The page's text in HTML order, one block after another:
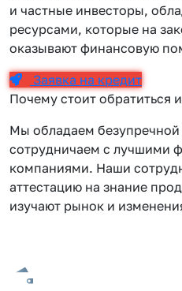
и частные инвесторы,
ресурсами, которые на
оказывают финансовую
Заявка на кредит
Почему стоит обратиться
Мы обладаем безупречной
сотрудничаем с лучшими
компаниями. Наши
аттестацию на знание
изучают рынок и